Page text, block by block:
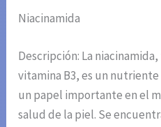
Niacinamida
Descripción: La
vitamina B3, es un
un papel importante en el
salud de la piel. Se